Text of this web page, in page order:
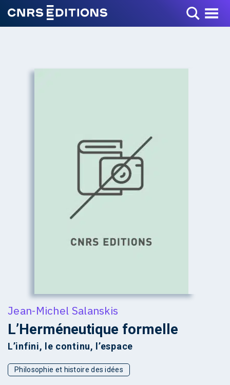
Toggle Menu
Jean-Michel Salanskis
L’Herméneutique formelle
L’infini, le continu, l’espace
Philosophie et histoire des idées